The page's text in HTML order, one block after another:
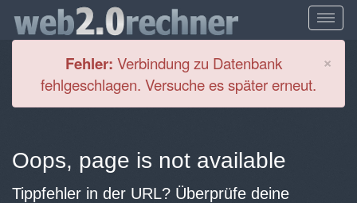
×
Fehler: Verbindung zu Datenbank
fehlgeschlagen. Versuche es später erneut.
Oops, page is not available
Tippfehler in der URL? Überprüfe deine